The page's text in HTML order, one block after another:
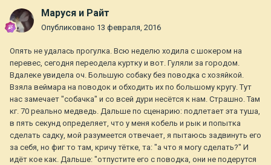
Маруся и Райт
Опубликовано 13 февраля, 2016
Опять не удалась прогулка. Всю неделю ходила с шокером на
перевес, сегодня переодела куртку и вот. Гуляли за городом.
Вдалеке увидела оч. Большую собаку без поводка с хозяйкой.
Взяла веймара на поводок и обходить их по большому кругу. Тут
нас замечает "собачка" и со всей дури несётся к нам. Страшно. Там
кг. 70 реально медведь. Дальше по сценарию: подлетает эта туша,
в пять секунд определяет, что у меня кобель и рык и попытка
сделать садку, мой разумеется отвечает, я пытаюсь задвинуть его
за себя, но фиг то там, кричу тётке, та: "а что я могу сделать?" И
идёт кое как. Дальше: "отпустите его с поводка, они не подерутся